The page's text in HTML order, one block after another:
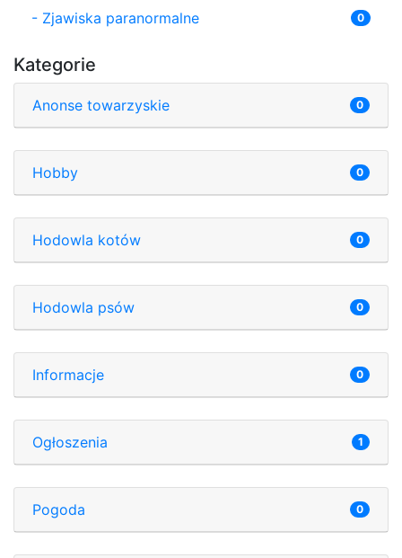
- Zjawiska paranormalne 0
Kategorie
Anonse towarzyskie 0
Hobby 0
Hodowla kotów 0
Hodowla psów 0
Informacje 0
Ogłoszenia 1
Pogoda 0